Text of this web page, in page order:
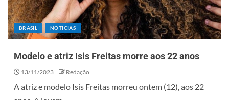
BRASIL NOTÍCIAS
Modelo e atriz Isis Freitas morre aos 22 anos
13/11/2023 Redação
A atriz e modelo Isis Freitas morreu ontem (12), aos 22